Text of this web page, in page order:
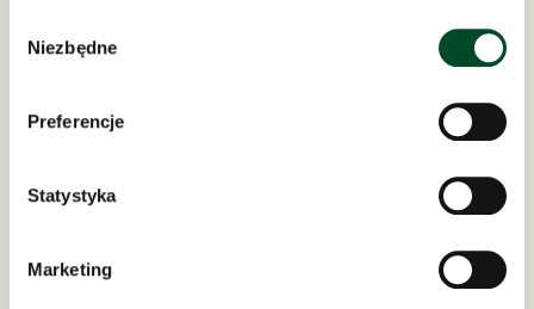
zgody
Niezbędne
Preferencje
Statystyka
Marketing
Odwiedziny w Domu Opieki „Samarytanin”